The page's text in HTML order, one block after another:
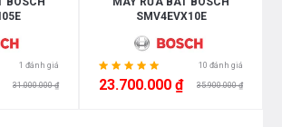
rửa chén SMS6ZCI16E được làm từ
1 đánh giá
31.000.000 ₫
SMV4EVX10E
10 đánh giá
23.700.000 ₫ 35.900.000 ₫